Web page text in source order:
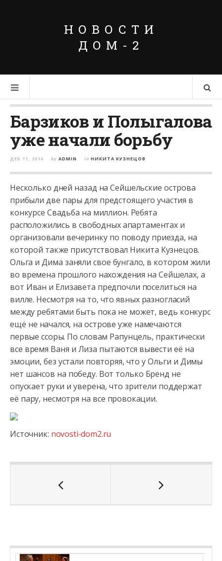
НОВОСТИ
ДОМ-2
Барзиков и Полыгалова
уже начали борьбу
ДЕК 11, 2016 by ADMIN in НИКИТА КУЗНЕЦОВ
Несколько дней назад на Сейшельские острова
прибыли две пары для предстоящего участия в
конкурсе Свадьба на миллион. Ребята
расположились в свободных апартаментах и
организовали вечеринку по поводу приезда, на
которой также присутствовал Никита Кузнецов.
Ольга и Дима заняли свое бунгало, в котором жили
во времена прошлого нахождения на Сейшелах, а
вот Иван и Елизавета предпочли поселиться на
вилле. Несмотря на то, что явных разногласий
между ребятами быть пока не может, ведь конкурс
ещё не начался, на острове уже намечаются
первые ссоры. По словам Рапунцель, практически
все время Ваня и Лиза пытаются вывести её на
эмоции, без устали повторяя, что у Ольги и Димы
нет шансов на победу. Вот только Бренд не
опускает руки и уверена, что зрители поддержат
её пару, несмотря на все провокации.
Источник: novosti-dom2.ru